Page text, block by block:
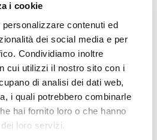
i cookie
contenuti ed
dei social media e per
Condividiamo inoltre
cui utilizzi il nostro sito con i
di analisi dei dati web,
i quali potrebbero combinarle
hai fornito loro o che hanno
loro servizi.